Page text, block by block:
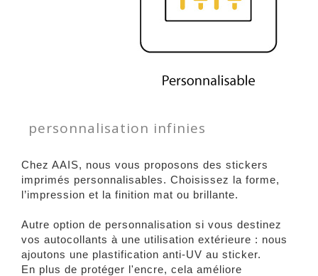
personnalisation infinies
Chez AAIS, nous vous proposons des stickers
imprimés personnalisables. Choisissez la forme,
l’impression et la finition mat ou brillante.
Autre option de personnalisation si vous destinez
vos autocollants à une utilisation extérieure : nous
ajoutons une plastification anti-UV au sticker.
En plus de protéger l'encre, cela améliore